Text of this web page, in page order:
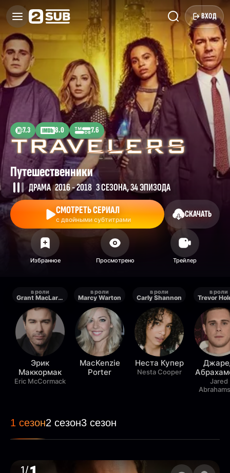
ВХОД
7.3 8.0 7.6
Путешественники
ДРАМА 2016 - 2018 3 СЕЗОНА, 34 ЭПИЗОДА
СМОТРЕТЬ СЕРИАЛ
с двойными субтитрами
СКАЧАТЬ
в роли
Grant MacLaren
Эрик
Маккормак
Eric McCormack
в роли
Marcy Warton
MacKenzie
Porter
в роли
Carly Shannon
Неста Купер
Nesta Cooper
в роли
Trevor
Jared
1 сезон2 сезон3 сезон
1/